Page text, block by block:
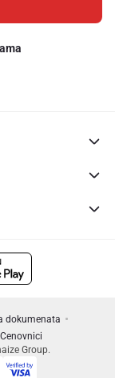
dokumenata
Cenovnici
Group.